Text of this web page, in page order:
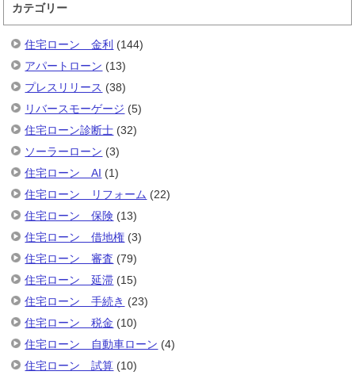
カテゴリー
住宅ローン 金利 (144)
アパートローン (13)
プレスリリース (38)
リバースモーゲージ (5)
住宅ローン診断士 (32)
ソーラーローン (3)
住宅ローン AI (1)
住宅ローン リフォーム (22)
住宅ローン 保険 (13)
住宅ローン 借地権 (3)
住宅ローン 審査 (79)
住宅ローン 延滞 (15)
住宅ローン 手続き (23)
住宅ローン 税金 (10)
住宅ローン 自動車ローン (4)
住宅ローン 試算 (10)